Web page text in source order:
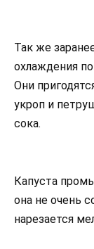
Так же
охлаждения
Они
укроп и
сока.
Капуста
она не очень
нарезается